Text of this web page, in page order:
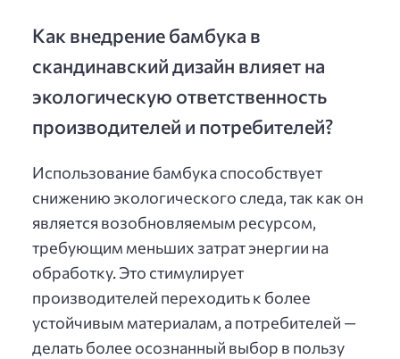
Как внедрение бамбука в
скандинавский дизайн влияет на
экологическую ответственность
производителей и потребителей?
Использование бамбука способствует
снижению экологического следа, так как он
является возобновляемым ресурсом,
требующим меньших затрат энергии на
обработку. Это стимулирует
производителей переходить к более
устойчивым материалам, а потребителей —
делать более осознанный выбор в пользу